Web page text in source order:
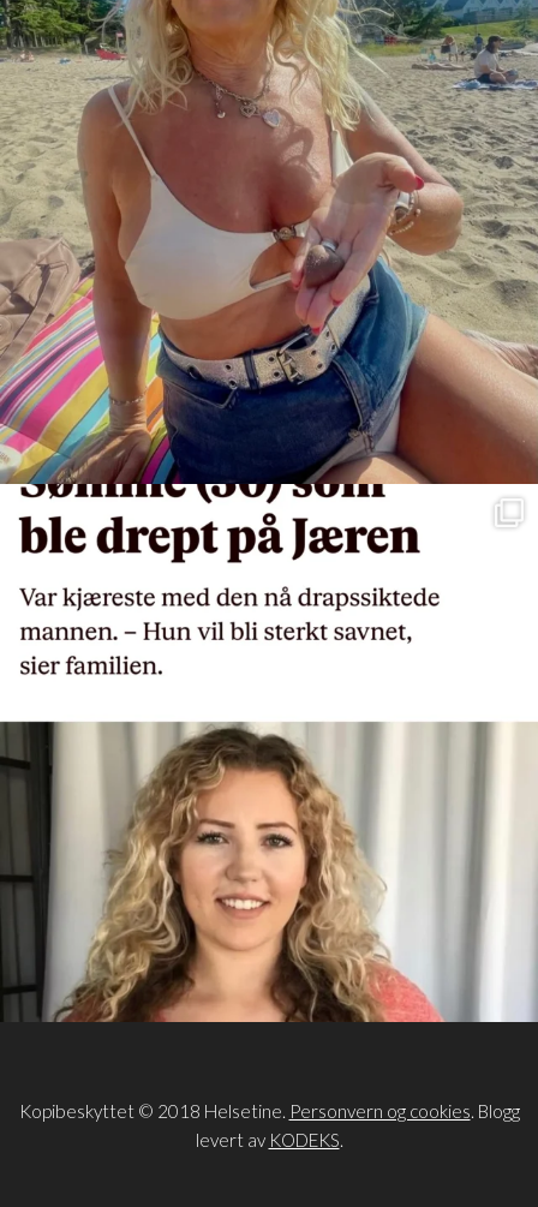
Kopibeskyttet © 2018 Helsetine. Personvern og cookies. Blogg
levert av KODEKS.